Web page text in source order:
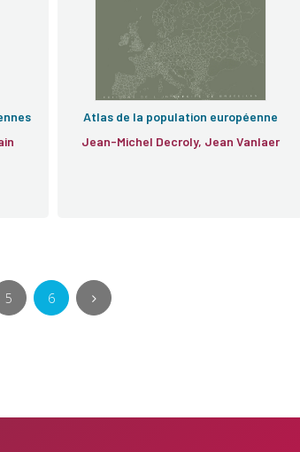
Atlas de la population européenne
Jean-Michel Decroly, Jean Vanlaer
5 6